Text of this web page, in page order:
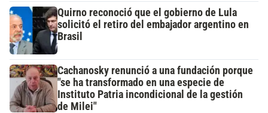
Quirno reconoció que el gobierno de Lula
solicitó el retiro del embajador argentino en
Brasil
Cachanosky renunció a una fundación porque
"se ha transformado en una especie de
Instituto Patria incondicional de la gestión
de Milei"